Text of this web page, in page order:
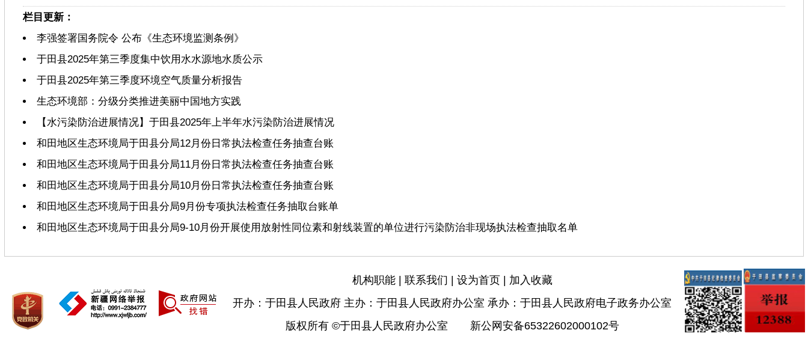
栏目更新：
李强签署国务院令 公布《生态环境监测条例》
于田县2025年第三季度集中饮用水水源地水质公示
于田县2025年第三季度环境空气质量分析报告
生态环境部：分级分类推进美丽中国地方实践
【水污染防治进展情况】于田县2025年上半年水污染防治进展情况
和田地区生态环境局于田县分局12月份日常执法检查任务抽查台账
和田地区生态环境局于田县分局11月份日常执法检查任务抽查台账
和田地区生态环境局于田县分局10月份日常执法检查任务抽查台账
和田地区生态环境局于田县分局9月份专项执法检查任务抽取台账单
和田地区生态环境局于田县分局9-10月份开展使用放射性同位素和射线装置的单位进行污染防治非现场执法检查抽取名单
机构职能| 联系我们 | 设为首页| 加入收藏
开办：于田县人民政府 主办：于田县人民政府办公室 承办：于田县人民政府电子政务办公室
版权所有 ©于田县人民政府办公室
新公网安备65322602000102号